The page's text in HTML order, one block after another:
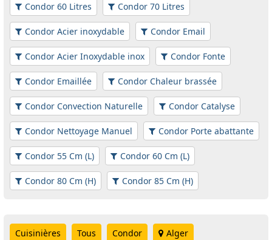
Condor 60 Litres Condor 70 Litres
Condor Acier inoxydable Condor Email
Condor Acier Inoxydable inox Condor Fonte
Condor Emaillée Condor Chaleur brassée
Condor Convection Naturelle Condor Catalyse
Condor Nettoyage Manuel Condor Porte abattante
Condor 55 Cm (L) Condor 60 Cm (L)
Condor 80 Cm (H) Condor 85 Cm (H)
Cuisinières Tous Condor Alger